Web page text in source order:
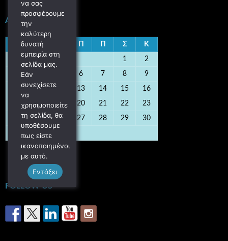
ΑΎΓΟΥΣΤΟΣ 2026
Τ Σ Κ
1 2
6 7 8 9
11 12 13 14 15 16
18 19 20 21 22 23
25 26 27 28 29 30
« Οκτ
FOLLOW US
να σας
προσφέρουμε
την
καλύτερη
δυνατή
εμπειρία στη
σελίδα μας.
Εάν
συνεχίσετε
να
χρησιμοποιείτε
τη σελίδα, θα
υποθέσουμε
πως είστε
ικανοποιημένοι
με αυτό.
Εντάξει